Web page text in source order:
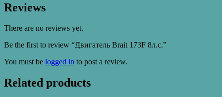
Reviews
There are no reviews yet.
Be the first to review “Двигатель Brait 173F 8л.с.”
You must be logged in to post a review.
Related products